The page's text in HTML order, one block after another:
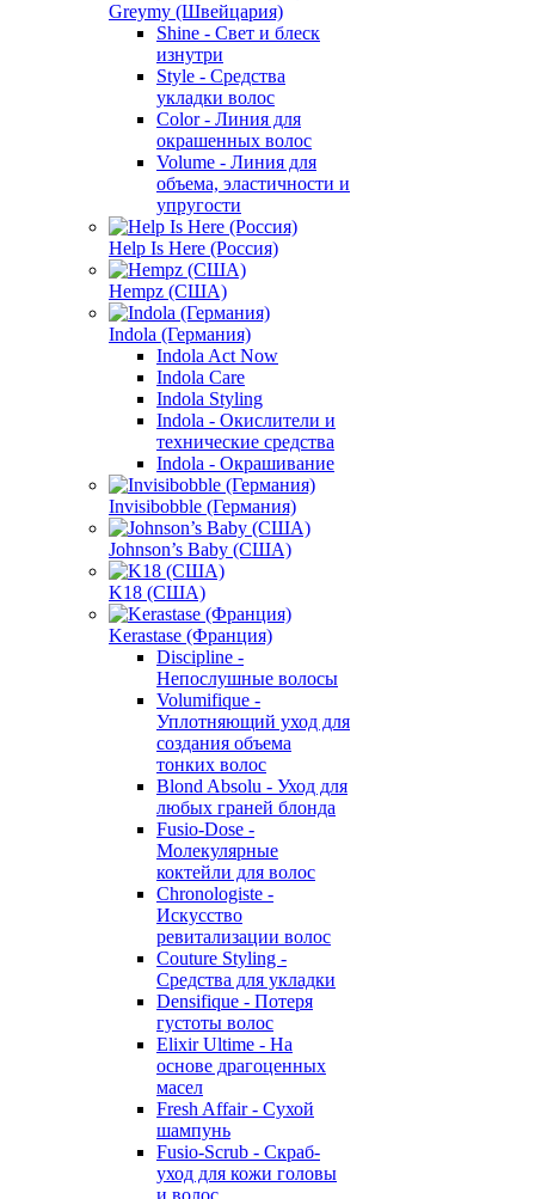
Greymy (Швейцария)
Shine - Свет и блеск
изнутри
Style - Средства
укладки волос
Color - Линия для
окрашенных волос
Volume - Линия для
объема, эластичности и
упругости
Help Is Here (Россия)
Hempz (США)
Indola (Германия)
Indola Act Now
Indola Care
Indola Styling
Indola - Окислители и
технические средства
Indola - Окрашивание
Invisibobble (Германия)
Johnson’s Baby (США)
K18 (США)
Kerastase (Франция)
Discipline -
Непослушные волосы
Volumifique -
Уплотняющий уход для
создания объема
тонких волос
Blond Absolu - Уход для
любых граней блонда
Fusio-Dose -
Молекулярные
коктейли для волос
Chronologiste -
Искусство
ревитализации волос
Couture Styling -
Средства для укладки
Densifique - Потеря
густоты волос
Elixir Ultime - На
основе драгоценных
масел
Fresh Affair - Сухой
шампунь
Fusio-Scrub - Скраб-
уход для кожи головы
и волос